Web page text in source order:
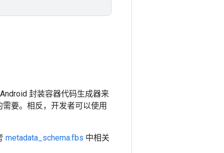
封装容器代码生成器来
要。相反，开发者可以使用
metadata_schema.fbs 中相关